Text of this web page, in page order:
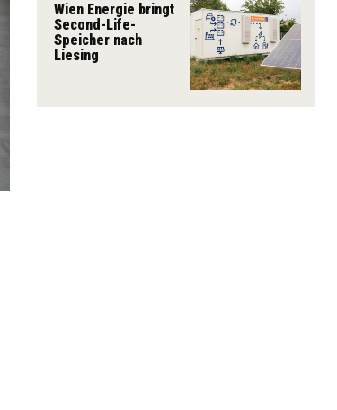
Wien Energie bringt
Second-Life-
Speicher nach
Liesing